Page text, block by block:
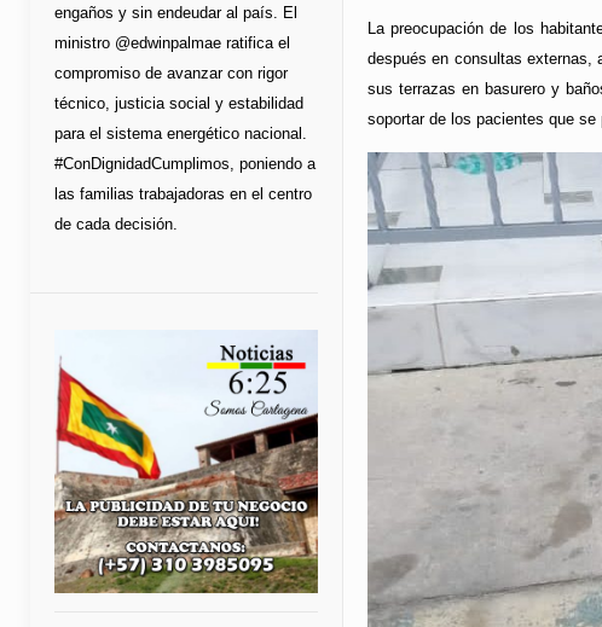
La preocupación de los
después en consultas externas,
sus terrazas en basurero y
soportar de los pacientes que se
engaños y sin endeudar al país. El
ministro @edwinpalmae ratifica el
compromiso de avanzar con rigor
técnico, justicia social y estabilidad
para el sistema energético nacional.
#ConDignidadCumplimos, poniendo a
las familias trabajadoras en el centro
de cada decisión.